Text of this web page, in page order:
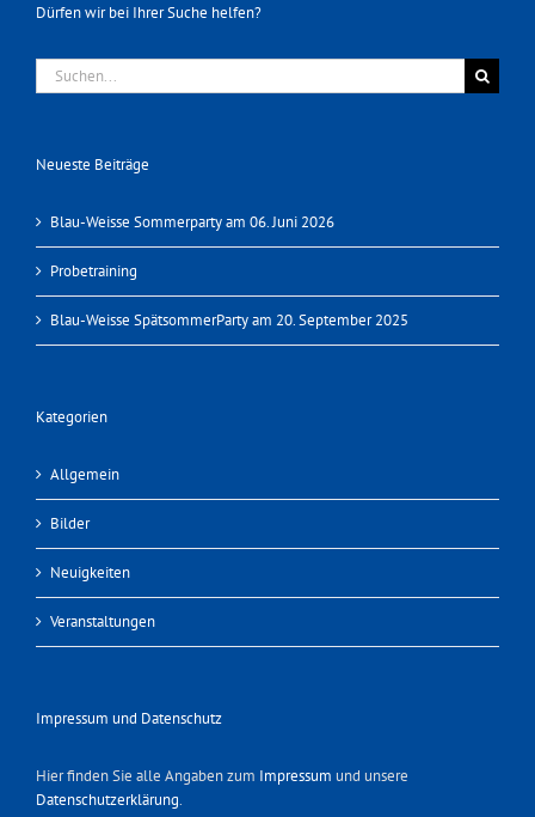
Dürfen wir bei Ihrer Suche helfen?
Suche
nach:
Neueste Beiträge
Blau-Weisse Sommerparty am 06. Juni 2026
Probetraining
Blau-Weisse SpätsommerParty am 20. September 2025
Kategorien
Allgemein
Bilder
Neuigkeiten
Veranstaltungen
Impressum und Datenschutz
Hier finden Sie alle Angaben zum Impressum und unsere
Datenschutzerklärung.